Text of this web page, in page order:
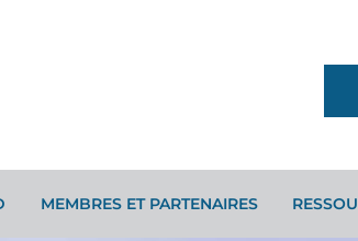
MEMBRES ET PARTENAIRES